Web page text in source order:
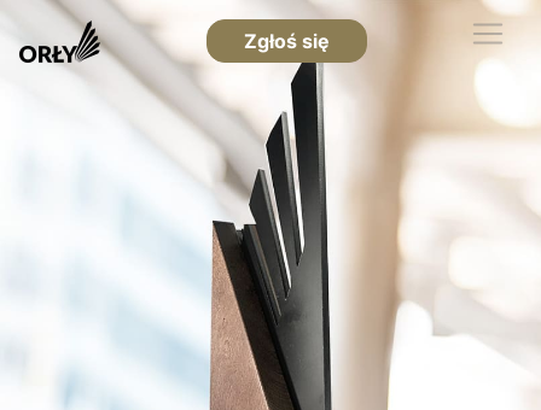
Zgłoś się